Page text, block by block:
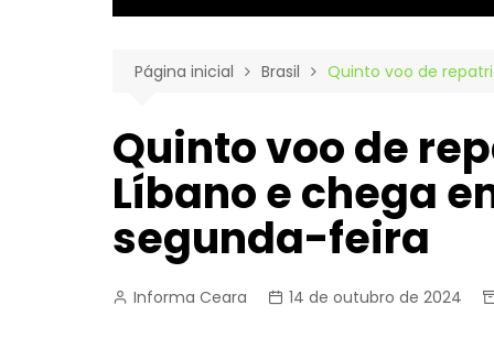
Página inicial Brasil Quinto voo de
Quinto voo de
Líbano e chega
segunda-feira
Informa Ceara 14 de outubro de 2024